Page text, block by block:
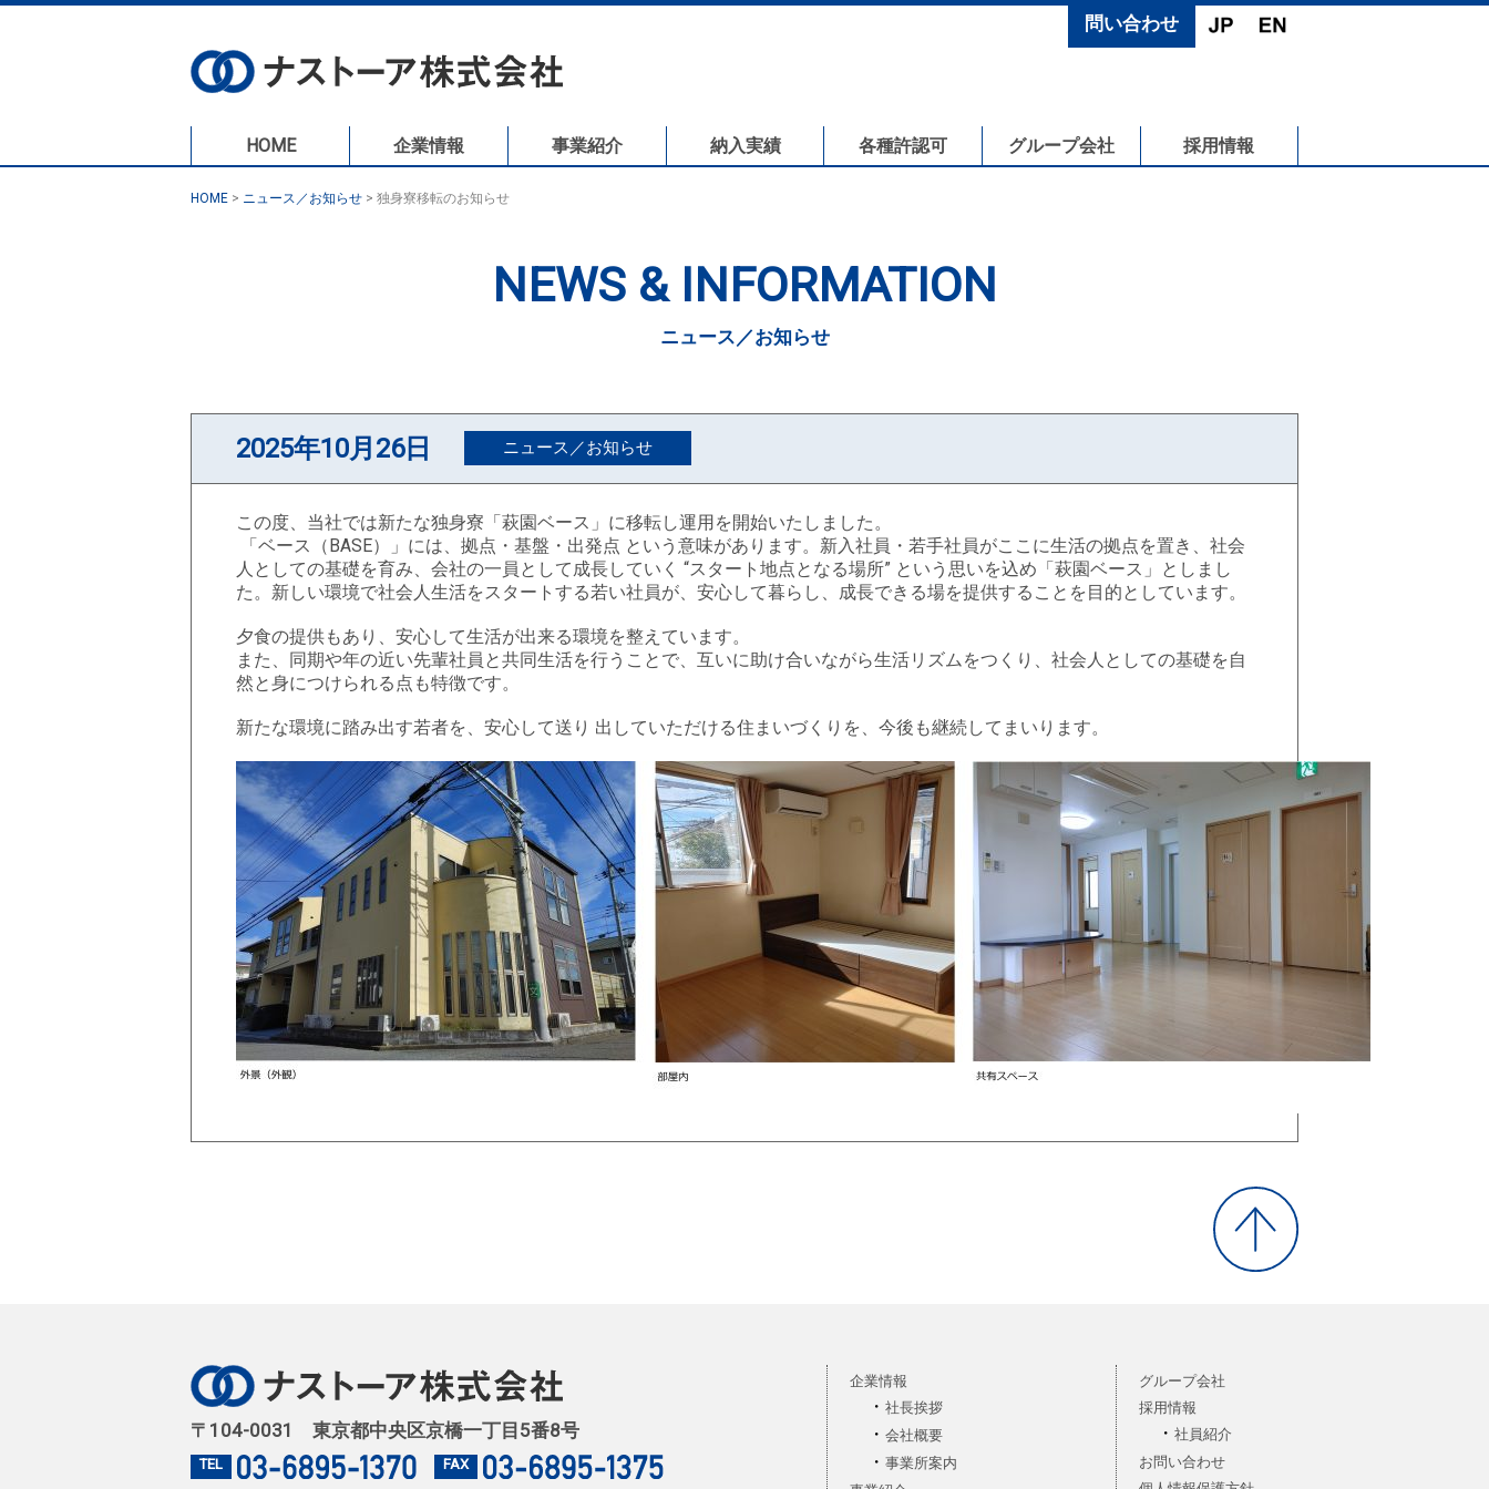
問い合わせ
HOME 企業情報 事業紹介 納入実績 各種許認可 グループ会社 採用情報
HOME > ニュース／お知らせ > 独身寮移転のお知らせ
NEWS & INFORMATION
ニュース／お知らせ
2025年10月26日 ニュース／お知らせ
この度、当社では新たな独身寮「萩園ベース」に移転し運用を開始いたしました。
「ベース（BASE）」には、拠点・基盤・出発点 という意味があります。新入社員・若手社員がここに生活の拠点を置き、社会
人としての基礎を育み、会社の一員として成長していく “スタート地点となる場所” という思いを込め「萩園ベース」としまし
た。新しい環境で社会人生活をスタートする若い社員が、安心して暮らし、成長できる場を提供することを目的としています。
夕食の提供もあり、安心して生活が出来る環境を整えています。
また、同期や年の近い先輩社員と共同生活を行うことで、互いに助け合いながら生活リズムをつくり、社会人としての基礎を自
然と身につけられる点も特徴です。
新たな環境に踏み出す若者を、安心して送り 出していただける住まいづくりを、今後も継続してまいります。
〒104-0031 東京都中央区京橋一丁目5番8号
TEL FAX
企業情報
社長挨拶
会社概要
事業所案内
グループ会社
採用情報
社員紹介
お問い合わせ